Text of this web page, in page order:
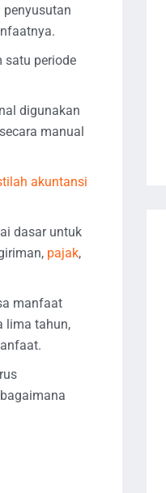
satu periode
digunakan
manual
akuntansi
dasar untuk
pajak,
manfaat
lima tahun,